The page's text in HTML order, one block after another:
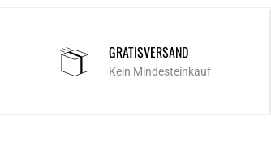
GRATISVERSAND
Kein Mindesteinkauf